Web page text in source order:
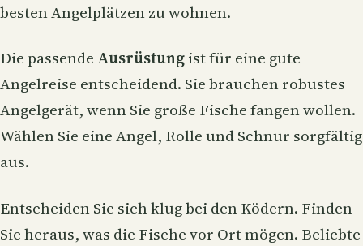
besten Angelplätzen zu wohnen.
Die passende Ausrüstungist für eine gute
Angelreise entscheidend. Sie brauchen robustes
Angelgerät, wenn Sie große Fische fangen wollen.
Wählen Sie eine Angel, Rolle und Schnur sorgfältig
aus.
Entscheiden Sie sich klug bei den Ködern. Finden
Sie heraus, was die Fische vor Ort mögen. Beliebte